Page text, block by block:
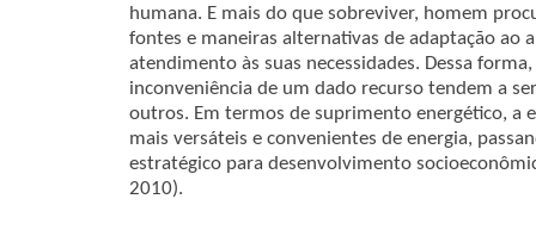
humana. E mais do que sobreviver, homem
fontes e maneiras alternativas de adaptação ao
atendimento às suas necessidades. Dessa
inconveniência de um dado recurso tendem a
outros. Em termos de suprimento energético, a
mais versáteis e convenientes de energia,
estratégico para desenvolvimento
2010).